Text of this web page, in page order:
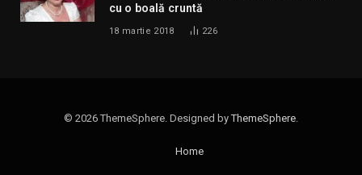
cu o boală cruntă
18 martie 2018 226
© 2026 ThemeSphere. Designed byThemeSphere.
Home